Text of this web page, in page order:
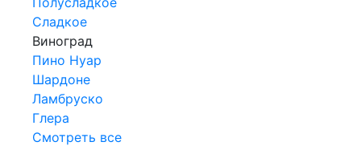
Сладкое
Виноград
Пино Нуар
Шардоне
Ламбруско
Глера
Смотреть все